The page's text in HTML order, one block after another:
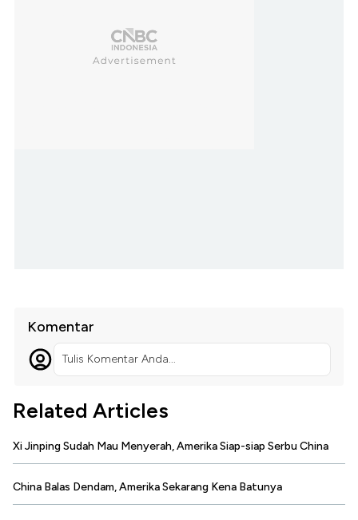
Komentar
Tulis Komentar Anda...
Related Articles
Xi Jinping Sudah Mau Menyerah, Amerika Siap-siap Serbu China
China Balas Dendam, Amerika Sekarang Kena Batunya